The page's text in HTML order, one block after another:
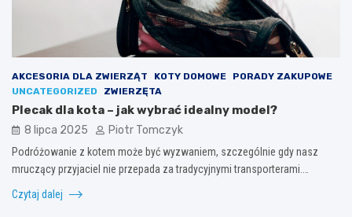
AKCESORIA DLA ZWIERZĄT KOTY DOMOWE
PORADY ZAKUPOWE
UNCATEGORIZED
ZWIERZĘTA
Plecak dla kota – jak wybrać idealny model?
8 lipca 2025 Piotr Tomczyk
Podróżowanie z kotem może być wyzwaniem, szczególnie gdy nasz
mruczący przyjaciel nie przepada za tradycyjnymi transporterami.…
Czytaj dalej